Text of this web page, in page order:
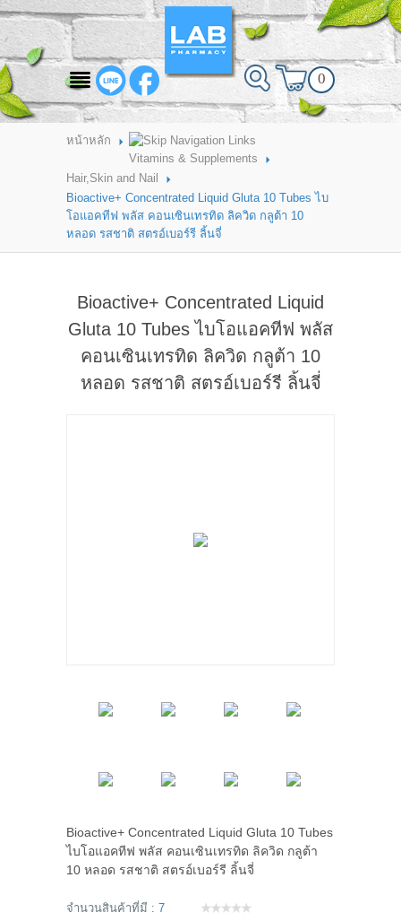
สินค้าที่สนใจ
HOME
ABOUT LAB PHARMACY
PRODUCT
BRANDS
HOW TO ORDER
แจ้งชำระเงิน
CONTACT US
BRANCH
0
หน้าหลัก
Vitamins & Supplements
Hair,Skin and Nail
Bioactive+ Concentrated Liquid Gluta 10 Tubes ไบ
โอแอคทีฟ พลัส คอนเซินเทรทิด ลิควิด กลูต้า 10
หลอด รสชาติ สตรอ์เบอร์รี ลิ้นจี่
Bioactive+ Concentrated Liquid
Gluta 10 Tubes ไบโอแอคทีฟ พลัส
คอนเซินเทรทิด ลิควิด กลูต้า 10
หลอด รสชาติ สตรอ์เบอร์รี ลิ้นจี่
Bioactive+ Concentrated Liquid Gluta 10 Tubes
ไบโอแอคทีฟ พลัส คอนเซินเทรทิด ลิควิด กลูต้า
10 หลอด รสชาติ สตรอ์เบอร์รี ลิ้นจี่
จำนวนสินค้าที่มี : 7